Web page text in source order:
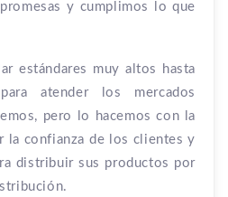
y cumplimos lo que
estándares muy altos hasta
atender los mercados
pero lo hacemos con la
la confianza de los clientes y
distribuir sus productos por